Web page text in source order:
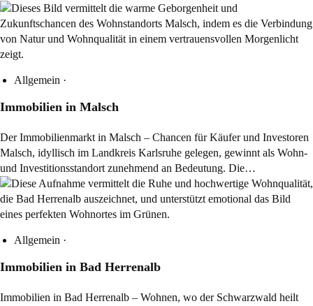
Allgemein ·
Immobilien in Malsch
Der Immobilienmarkt in Malsch – Chancen für Käufer und Investoren
Malsch, idyllisch im Landkreis Karlsruhe gelegen, gewinnt als Wohn-
und Investitionsstandort zunehmend an Bedeutung. Die…
Allgemein ·
Immobilien in Bad Herrenalb
Immobilien in Bad Herrenalb – Wohnen, wo der Schwarzwald heilt